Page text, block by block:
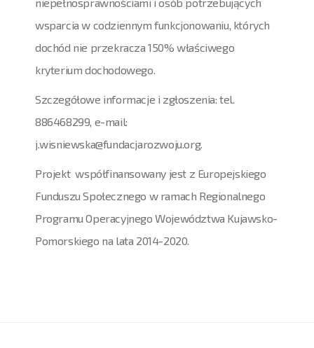
wsparcia w codziennym funkcjonowaniu, których
dochód nie przekracza 150% właściwego
kryterium dochodowego.
Szczegółowe informacje i zgłoszenia: tel.
886468299, e-mail:
j.wisniewska@fundacjarozwoju.org.
Projekt współfinansowany jest z Europejskiego
Funduszu Społecznego w ramach Regionalnego
Programu Operacyjnego Województwa Kujawsko-
Pomorskiego na lata 2014-2020.